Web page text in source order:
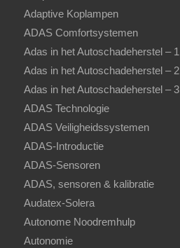
Adaptive Koplampen
ADAS Comfortsystemen
Adas in het Autoschadeherstel – 1
Adas in het Autoschadeherstel – 2
Adas in het Autoschadeherstel – 3
ADAS Technologie
ADAS Veiligheidssystemen
ADAS-Introductie
ADAS-Sensoren
ADAS, sensoren & kalibratie
Audatex-Solera
Autonome Noodremhulp
Autonomie